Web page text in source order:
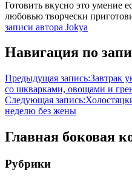
Готовить вкусно это умение
любовью творчески
записи автора Jokya
Навигация по
Предыдущая запись:Завтрак
со шкварками, овощами и
Следующая запись:
неделю без жены
Главная боковая
Рубрики